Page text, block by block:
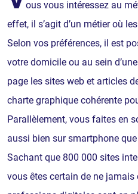
ous vous intéressez au
effet, il s’agit d’un métier où
Selon vos préférences, il est
votre domicile ou au sein
page les sites web et articles
charte graphique cohérente
Parallèlement, vous faites en
aussi bien sur smartphone
Sachant que 800 000 sites
vous êtes certain de ne